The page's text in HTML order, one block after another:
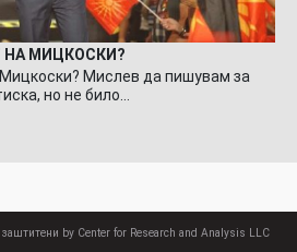
НА МИЦКОСКИ?
Мислев да пишувам за
но не било…
заштитени by Center for Research and Analysis LLC